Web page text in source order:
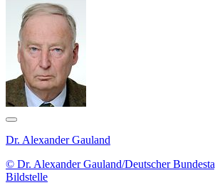
Dr. Alexander Gauland
© Dr. Alexander Gauland/Deutscher
Bildstelle